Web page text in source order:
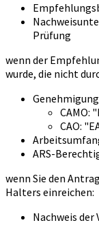
Prüfung
wenn der
wurde, die nicht
CAMO:
CAO:
ARS-
wenn Sie den
Halters einreichen:
Nachweis